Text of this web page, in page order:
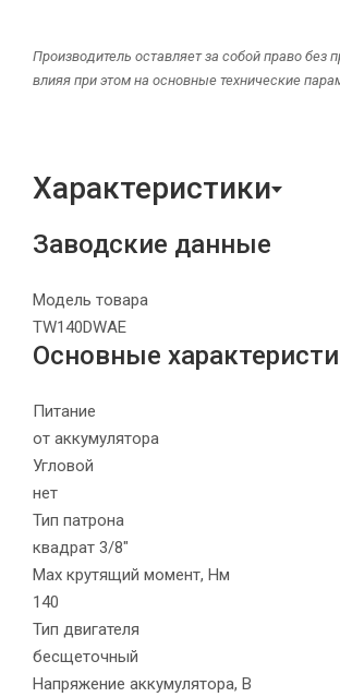
Производитель оставляет за собой право
влияя при этом на основные технические
Характеристики
Заводские данные
Модель товара
TW140DWAE
Основные
Питание
от аккумулятора
Угловой
нет
Тип патрона
квадрат 3/8"
Max крутящий момент, Нм
140
Тип двигателя
бесщеточный
Напряжение аккумулятора, В